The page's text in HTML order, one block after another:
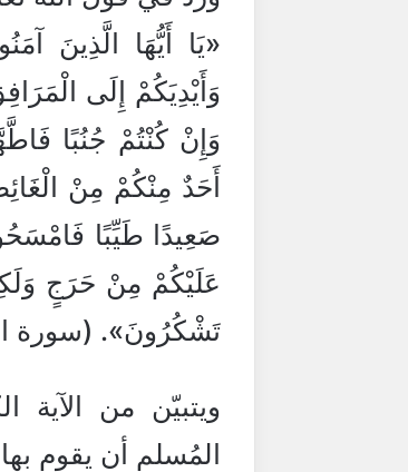
«يَا أَيُّهَا الَّذِينَ
وَأَيْدِيَكُمْ إِلَى
وَإِنْ كُنْتُمْ جُنُبًا
أَحَدٌ مِنْكُمْ مِنْ
صَعِيدًا طَيِّبًا
عَلَيْكُمْ مِنْ حَرَجٍ
تَشْكُرُونَ». (سورة
ويتبيّن من
المُسلم أن يقوم